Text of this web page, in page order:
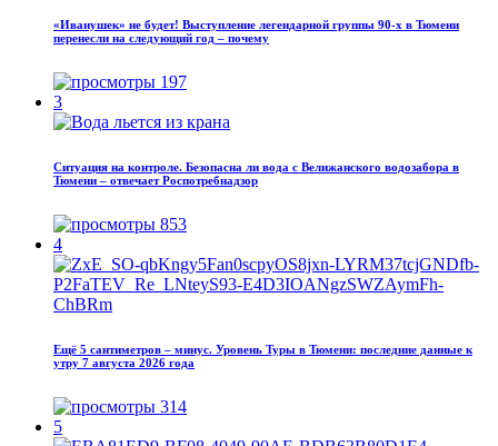
«Иванушек» не будет! Выступление легендарной группы 90‑х в Тюмени
перенесли на следующий год – почему
197
3
Ситуация на контроле. Безопасна ли вода с Велижанского водозабора в
Тюмени – отвечает Роспотребнадзор
853
4
Ещё 5 сантиметров – минус. Уровень Туры в Тюмени: последние данные к
утру 7 августа 2026 года
314
5